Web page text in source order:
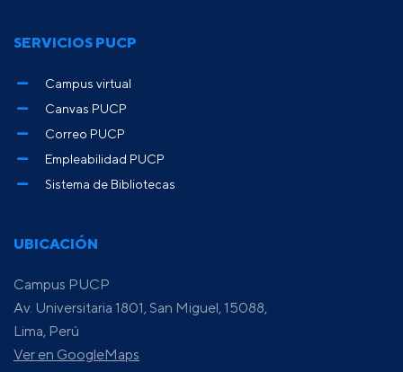
UBICACIÓN
Campus PUCP
Av. Universitaria 1801, San Miguel, 15088,
Lima, Perú
Ver en GoogleMaps
SERVICIOS PUCP
Campus virtual
Canvas PUCP
Correo PUCP
Empleabilidad PUCP
Sistema de Bibliotecas